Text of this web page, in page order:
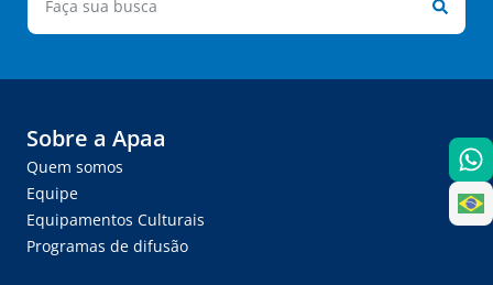
Sobre a Apaa
Quem somos
Equipe
Equipamentos Culturais
Programas de difusão